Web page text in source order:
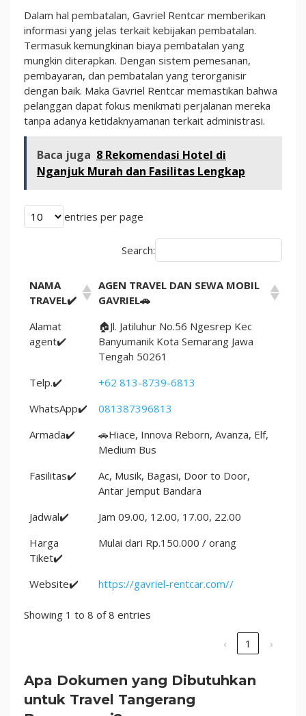
Dalam hal pembatalan, Gavriel Rentcar memberikan
informasi yang jelas terkait kebijakan pembatalan.
Termasuk kemungkinan biaya pembatalan yang
mungkin diterapkan. Dengan sistem pemesanan,
pembayaran, dan pembatalan yang terorganisir
dengan baik. Maka Gavriel Rentcar memastikan bahwa
pelanggan dapat fokus menikmati perjalanan mereka
tanpa adanya ketidaknyamanan terkait administrasi.
Baca juga 8 Rekomendasi Hotel di
Nganjuk Murah dan Fasilitas Lengkap
entries per page
Search:
NAMA
TRAVEL✔️
AGEN TRAVEL DAN SEWA MOBIL
GAVRIEL🚗
Alamat
agent✔️
🏠Jl. Jatiluhur No.56 Ngesrep Kec
Banyumanik Kota Semarang Jawa
Tengah 50261
Telp.✔️
+62 813-8739-6813
WhatsApp✔️
081387396813
Armada✔️
🚗Hiace, Innova Reborn, Avanza, Elf,
Medium Bus
Fasilitas✔️
Ac, Musik, Bagasi, Door to Door,
Antar Jemput Bandara
Jadwal✔️
Jam 09.00, 12.00, 17.00, 22.00
Harga
Tiket✔️
Mulai dari Rp.150.000 / orang
Website✔️ https://gavriel-rentcar.com//
Showing 1 to 8 of 8 entries
‹ 1 ›
Apa Dokumen yang Dibutuhkan
untuk Travel Tangerang